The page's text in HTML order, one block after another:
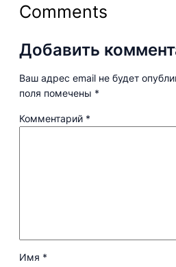
Comments
Добавить
Ваш адрес email не будет
поля помечены *
Комментарий *
Имя *